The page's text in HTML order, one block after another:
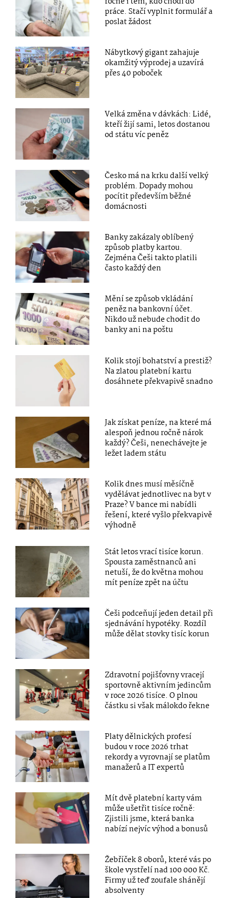
práce. Stačí vyplnit formulář a
poslat žádost
Nábytkový gigant zahajuje
okamžitý výprodej a uzavírá
přes 40 poboček
Velká změna v dávkách: Lidé,
kteří žijí sami, letos dostanou
od státu víc peněz
Česko má na krku další velký
problém. Dopady mohou
pocítit především běžné
domácnosti
Banky zakázaly oblíbený
způsob platby kartou.
Zejména Češi takto platili
často každý den
Mění se způsob vkládání
peněz na bankovní účet.
Nikdo už nebude chodit do
banky ani na poštu
Kolik stojí bohatství a prestiž?
Na zlatou platební kartu
dosáhnete překvapivě snadno
Jak získat peníze, na které má
alespoň jednou ročně nárok
každý? Češi, nenechávejte je
ležet ladem státu
Kolik dnes musí měsíčně
vydělávat jednotlivec na byt v
Praze? V bance mi nabídli
řešení, které vyšlo překvapivě
výhodně
Stát letos vrací tisíce korun.
Spousta zaměstnanců ani
netuší, že do května mohou
mít peníze zpět na účtu
Češi podceňují jeden detail při
sjednávání hypotéky. Rozdíl
může dělat stovky tisíc korun
Zdravotní pojišťovny vracejí
sportovně aktivním jedincům
v roce 2026 tisíce. O plnou
částku si však málokdo řekne
Platy dělnických profesí
budou v roce 2026 trhat
rekordy a vyrovnají se platům
manažerů a IT expertů
Mít dvě platební karty vám
může ušetřit tisíce ročně:
Zjistili jsme, která banka
nabízí nejvíc výhod a bonusů
Žebříček 8 oborů, které vás po
škole vystřelí nad 100 000 Kč.
Firmy už teď zoufale shánějí
absolventy